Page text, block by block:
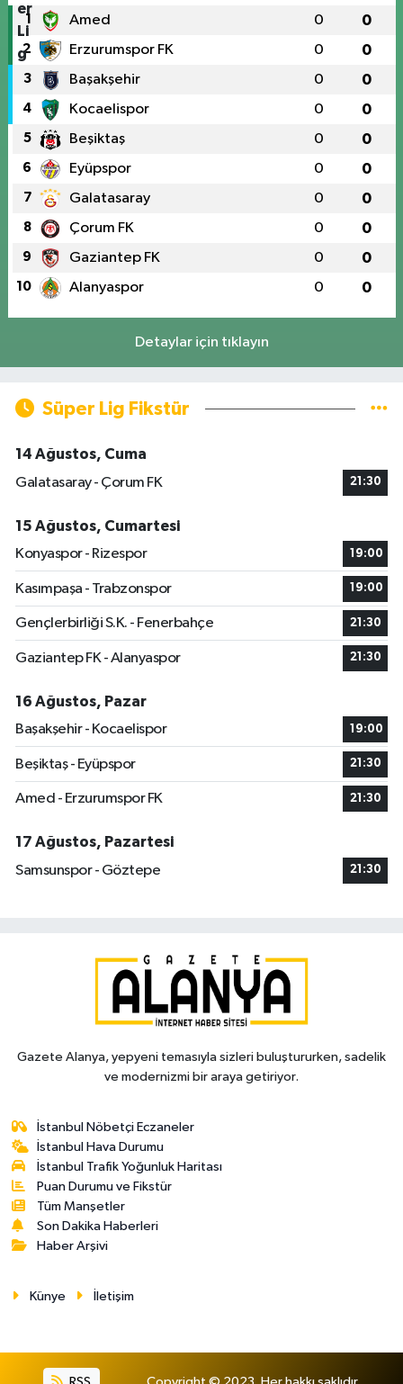
1 Amed 0 0
2 Erzurumspor FK 0 0
3 Başakşehir 0 0
4 Kocaelispor 0 0
5 Beşiktaş 0 0
6 Eyüpspor 0 0
7 Galatasaray 0 0
8 Çorum FK 0 0
9 Gaziantep FK 0 0
10 Alanyaspor 0 0
Detaylar için tıklayın
Süper Lig Fikstür
14 Ağustos, Cuma
Galatasaray - Çorum FK
21:30
15 Ağustos, Cumartesi
Konyaspor - Rizespor
19:00
Kasımpaşa - Trabzonspor 19:00
Gençlerbirliği S.K. - Fenerbahçe 21:30
Gaziantep FK - Alanyaspor 21:30
16 Ağustos, Pazar
Başakşehir - Kocaelispor
19:00
Beşiktaş - Eyüpspor 21:30
Amed - Erzurumspor FK 21:30
17 Ağustos, Pazartesi
Samsunspor - Göztepe
21:30
Gazete Alanya, yepyeni temasıyla sizleri buluştururken, sadelik
ve modernizmi bir araya getiriyor.
İstanbul Nöbetçi Eczaneler
İstanbul Hava Durumu
İstanbul Trafik Yoğunluk Haritası
Puan Durumu ve Fikstür
Tüm Manşetler
Son Dakika Haberleri
Haber Arşivi
Künye İletişim